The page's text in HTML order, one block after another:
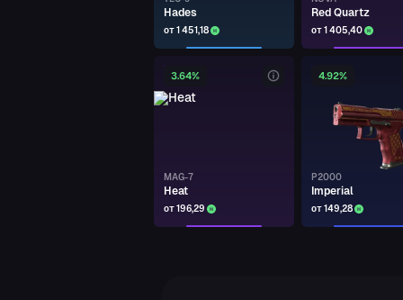
Hades
от 1 451,18
Red Quartz
от 1 405,40
3.64%
MAG-7
Heat
от 196,29
4.92%
P2000
Imperial
от 149,28